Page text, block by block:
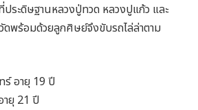
ระดิษฐานหลวงปู่ทวด หลวงปูแก้ว และ
ดพร้อมด้วยลูกศิษย์จึงขับรถไล่ล่าตาม
อายุ 19 ปี
ยุ 21 ปี